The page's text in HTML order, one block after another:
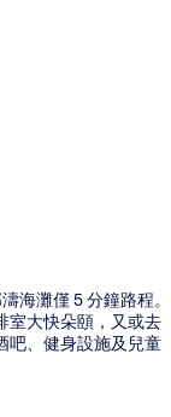
海灘僅 5 分鐘路程。
室大快朵頤，又或去
吧、健身設施及兒童